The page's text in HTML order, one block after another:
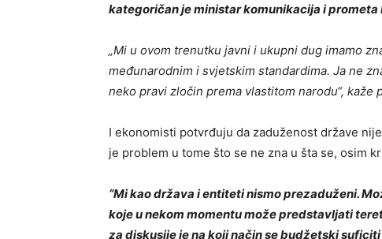
kategoričan je ministar komunikacija i prometa
„Mi u ovom trenutku javni i ukupni dug imamo
međunarodnim i svjetskim standardima. Ja ne
neko pravi zločin prema vlastitom narodu“,
I ekonomisti potvrđuju da zaduženost države
je problem u tome što se ne zna u šta se, osim
“Mi kao država i entiteti nismo prezaduženi.
koje u nekom momentu može predstavljati
za diskusije je na koji način se budžetski